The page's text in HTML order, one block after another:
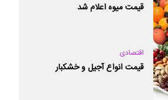
قیمت میوه اعلام شد
اقتصادی
قیمت انواع آجیل و خشکبار